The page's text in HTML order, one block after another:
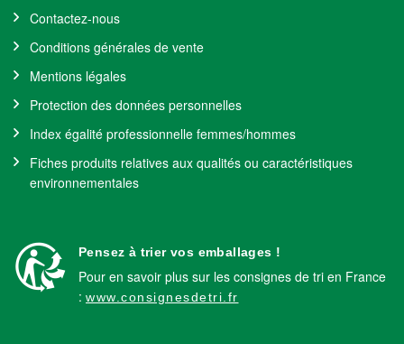
Contactez-nous
Conditions générales de vente
Mentions légales
Protection des données personnelles
Index égalité professionnelle femmes/hommes
Fiches produits relatives aux qualités ou caractéristiques
environnementales
Pensez à trier vos emballages !
Pour en savoir plus sur les consignes de tri en France
: www.consignesdetri.fr